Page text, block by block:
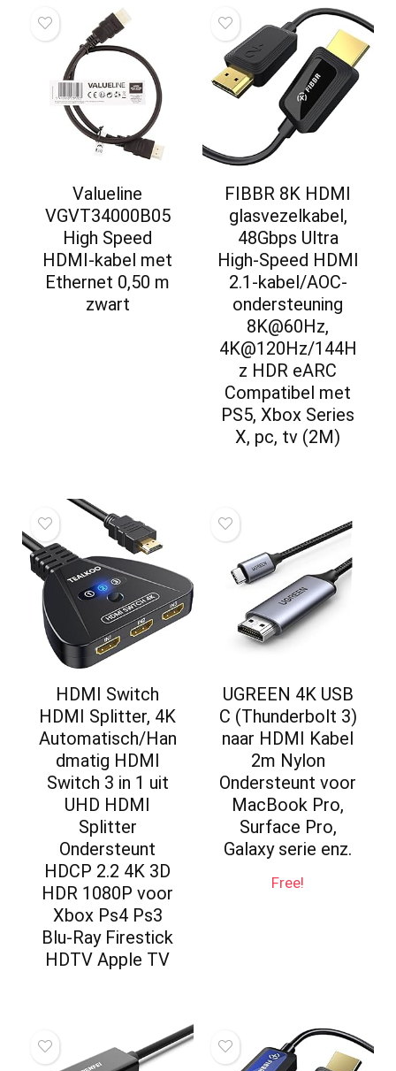
Valueline
VGVT34000B05
High Speed
HDMI-kabel met
Ethernet 0,50 m
zwart
FIBBR 8K HDMI
glasvezelkabel,
48Gbps Ultra
High-Speed ​​​​HDMI
2.1-kabel/AOC-
ondersteuning
8K@60Hz,
4K@120Hz/144H
z HDR eARC
Compatibel met
PS5, Xbox Series
X, pc, tv (2M)
HDMI Switch
HDMI Splitter, 4K
Automatisch/Han
dmatig HDMI
Switch 3 in 1 uit
UHD HDMI
Splitter
Ondersteunt
HDCP 2.2 4K 3D
HDR 1080P voor
Xbox Ps4 Ps3
Blu-Ray Firestick
HDTV Apple TV
UGREEN 4K USB
C (Thunderbolt 3)
naar HDMI Kabel
2m Nylon
Ondersteunt voor
MacBook Pro,
Surface Pro,
Galaxy serie enz.
Free!